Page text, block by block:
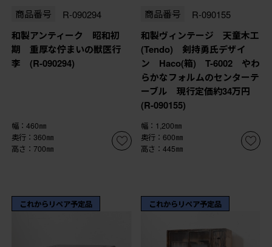
商品番号 R-090294
和製アンティーク 昭和初
期 重厚な佇まいの獣医行
李 (R-090294)
幅：460㎜
奥行：360㎜
高さ：700㎜
商品番号 R-090155
和製ヴィンテージ 天童木工
(Tendo) 剣持勇氏デザイ
ン Haco(箱) T-6002 やわ
らかなフォルムのセンターテ
ーブル 現行定価約34万円
(R-090155)
幅：1,200㎜
奥行：600㎜
高さ：445㎜
これからリペア予定品 これからリペア予定品